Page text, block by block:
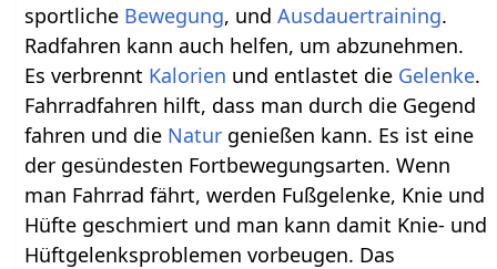
sportliche Bewegung, undAusdauertraining.
Radfahren kann auch helfen, um abzunehmen.
Es verbrennt Kalorien und entlastet die Gelenke.
Fahrradfahren hilft, dass man durch die Gegend
fahren und die Natur genießen kann. Es ist eine
der gesündesten Fortbewegungsarten. Wenn
man Fahrrad fährt, werden Fußgelenke, Knie und
Hüfte geschmiert und man kann damit Knie- und
Hüftgelenksproblemen vorbeugen. Das